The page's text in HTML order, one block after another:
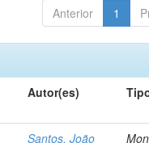
Anterior 1
Autor(es)
Santos, João